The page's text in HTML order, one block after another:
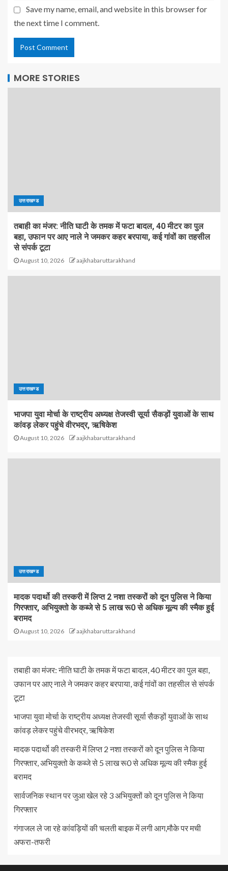
Save my name, email, and website in this browser for
the next time I comment.
MORE STORIES
उत्तराखण्ड
तबाही का मंजर: नीति घाटी के तमक में फटा बादल, 40 मीटर का पुल
बहा, उफान पर आए नाले ने जमकर कहर बरपाया, कई गांवों का तहसील
से संपर्क टूटा
August 10, 2026 aajkhabaruttarakhand
उत्तराखण्ड
भाजपा युवा मोर्चा के राष्ट्रीय अध्यक्ष तेजस्वी सूर्या सैकड़ों युवाओं के साथ
कांवड़ लेकर पहुंचे वीरभद्र, ऋषिकेश
August 10, 2026 aajkhabaruttarakhand
उत्तराखण्ड
मादक पदार्थो की तस्करी में लिप्त 2 नशा तस्करों को दून पुलिस ने किया
गिरफ्तार, अभियुक्तो के कब्जे से 5 लाख रू0 से अधिक मूल्य की स्मैक हुई
बरामद
August 10, 2026 aajkhabaruttarakhand
तबाही का मंजर: नीति घाटी के तमक में फटा बादल, 40 मीटर का पुल बहा,
उफान पर आए नाले ने जमकर कहर बरपाया, कई गांवों का तहसील से संपर्क
टूटा
भाजपा युवा मोर्चा के राष्ट्रीय अध्यक्ष तेजस्वी सूर्या सैकड़ों युवाओं के साथ
कांवड़ लेकर पहुंचे वीरभद्र, ऋषिकेश
मादक पदार्थो की तस्करी में लिप्त 2 नशा तस्करों को दून पुलिस ने किया
गिरफ्तार, अभियुक्तो के कब्जे से 5 लाख रू0 से अधिक मूल्य की स्मैक हुई
बरामद
सार्वजनिक स्थान पर जुआ खेल रहे 3 अभियुक्तों को दून पुलिस ने किया
गिरफ्तार
गंगाजल ले जा रहे कांवड़ियों की चलती बाइक में लगी आग,मौके पर मची
अफरा-तफरी